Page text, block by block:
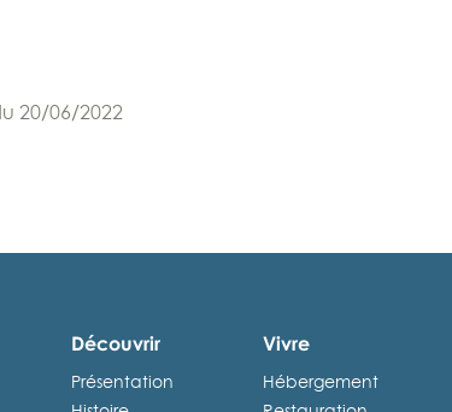
20/06/2022
Découvrir
Présentation
Vivre
Hébergement